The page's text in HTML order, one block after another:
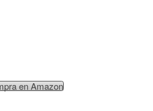
en Amazon